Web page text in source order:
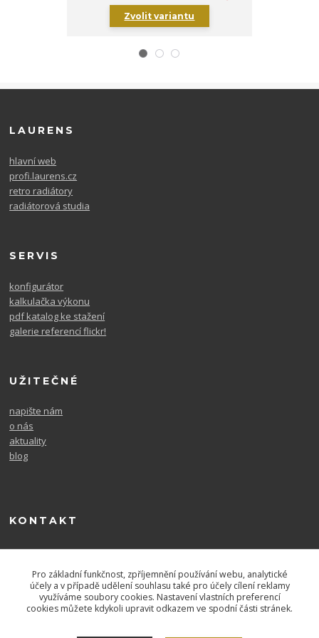
Zvolit variantu
LAURENS
hlavní web
profi.laurens.cz
retro radiátory
radiátorová studia
SERVIS
konfigurátor
kalkulačka výkonu
pdf katalog ke stažení
galerie referencí flickr!
UŽITEČNÉ
napište nám
o nás
aktuality
blog
KONTAKT
604 567 726
Pro základní funkčnost, zpříjemnění používání webu, analytické
účely a v případě udělení souhlasu také pro účely cílení reklamy
využíváme soubory cookies. Nastavení vlastních preferencí
cookies můžete kdykoli upravit odkazem ve spodní části stránek.